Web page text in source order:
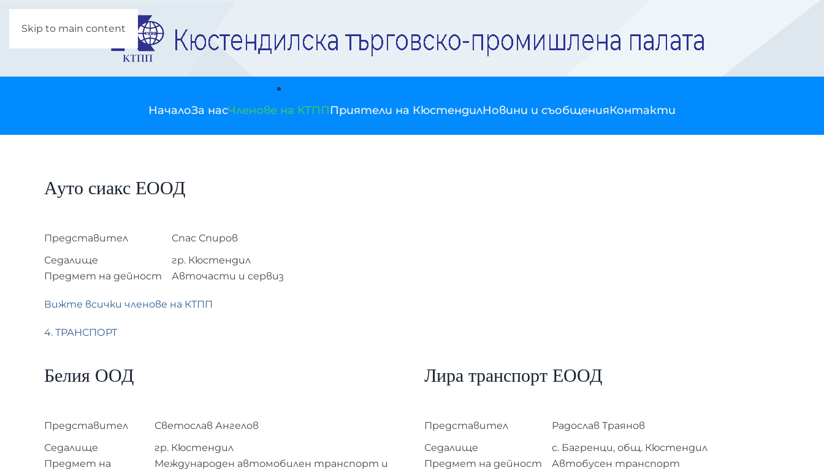
Skip to main content
НачалоЗа насЧленове на КТПППриятели на КюстендилНовини и съобщенияКонтакти
Ауто сиакс ЕООД
Представител
Спас Спиров
Седалище
гр. Кюстендил
Предмет на дейност
Авточасти и сервиз
Вижте всички членове на КТПП
4. ТРАНСПОРТ
Белия ООД
Представител
Светослав Ангелов
Седалище
гр. Кюстендил
Предмет на
Международен автомобилен транспорт и
Лира транспорт ЕООД
Представител
Радослав Траянов
Седалище
с. Багренци, общ. Кюстендил
Предмет на дейност
Автобусен транспорт